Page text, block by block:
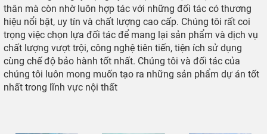
thân mà còn nhờ luôn hợp tác với những đối tác có thương
hiệu nổi bật, uy tín và chất lượng cao cấp. Chúng tôi rất coi
trọng việc chọn lựa đối tác để mang lại sản phẩm và dịch vụ
chất lượng vượt trội, công nghệ tiên tiến, tiện ích sử dụng
cùng chế độ bảo hành tốt nhất. Chúng tôi và đối tác của
chúng tôi luôn mong muốn tạo ra những sản phẩm dự án tốt
nhất trong lĩnh vực nội thất